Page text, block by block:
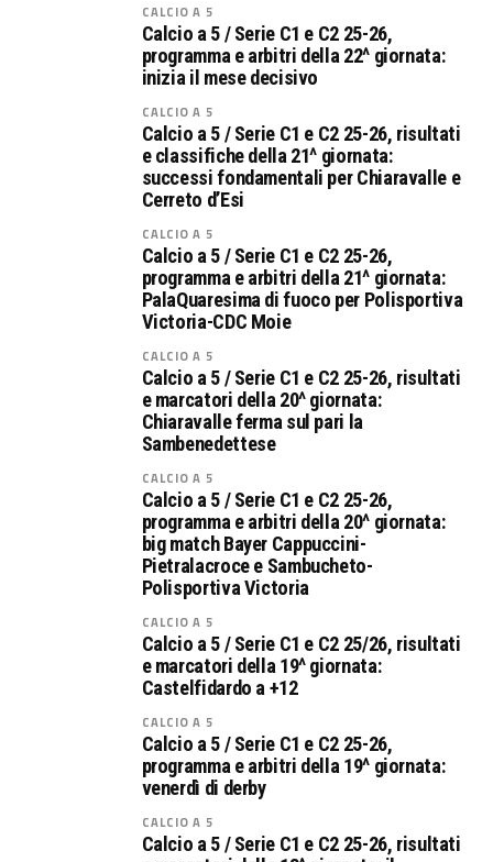
CALCIO A 5
Calcio a 5 / Serie C1 e C2 25-26,
programma e arbitri della 22^ giornata:
inizia il mese decisivo
CALCIO A 5
Calcio a 5 / Serie C1 e C2 25-26, risultati
e classifiche della 21^ giornata:
successi fondamentali per Chiaravalle e
Cerreto d’Esi
CALCIO A 5
Calcio a 5 / Serie C1 e C2 25-26,
programma e arbitri della 21^ giornata:
PalaQuaresima di fuoco per Polisportiva
Victoria-CDC Moie
CALCIO A 5
Calcio a 5 / Serie C1 e C2 25-26, risultati
e marcatori della 20^ giornata:
Chiaravalle ferma sul pari la
Sambenedettese
CALCIO A 5
Calcio a 5 / Serie C1 e C2 25-26,
programma e arbitri della 20^ giornata:
big match Bayer Cappuccini-
Pietralacroce e Sambucheto-
Polisportiva Victoria
CALCIO A 5
Calcio a 5 / Serie C1 e C2 25/26, risultati
e marcatori della 19^ giornata:
Castelfidardo a +12
CALCIO A 5
Calcio a 5 / Serie C1 e C2 25-26,
programma e arbitri della 19^ giornata:
venerdì di derby
CALCIO A 5
Calcio a 5 / Serie C1 e C2 25-26, risultati